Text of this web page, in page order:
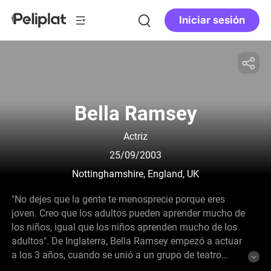
Iniciar sesión
Bella Ramsey
Actriz
25/09/2003
Nottinghamshire, England, UK
"No dejes que la gente te menosprecie porque eres
joven. Creo que los adultos pueden aprender mucho de
los niños, igual que los niños aprenden mucho de los
adultos". De Inglaterra, Bella Ramsey empezó a actuar
a los 3 años, cuando se unió a un grupo de teatro